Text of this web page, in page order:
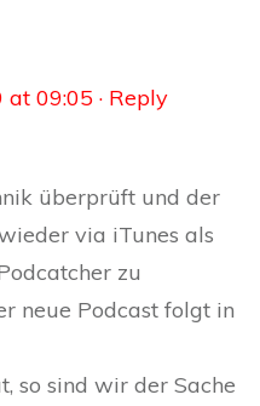
at 09:05 · Reply
überprüft und der
via iTunes als
zu
neue Podcast folgt in
so sind wir der Sache